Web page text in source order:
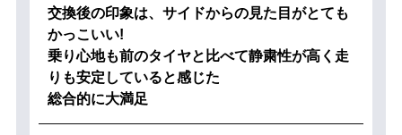
交換後の印象は、サイドからの見た目がとても
かっこいい!
乗り心地も前のタイヤと比べて静粛性が高く走
りも安定していると感じた
総合的に大満足